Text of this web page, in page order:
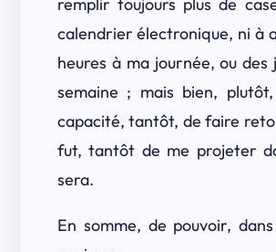
calendrier électronique, ni à
heures à ma journée, ou des
semaine ; mais bien,
capacité, tantôt, de faire
fut, tantôt de me projeter
sera.
En somme, de pouvoir,